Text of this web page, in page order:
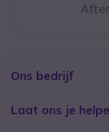
Ons bedrijf
Laat ons je